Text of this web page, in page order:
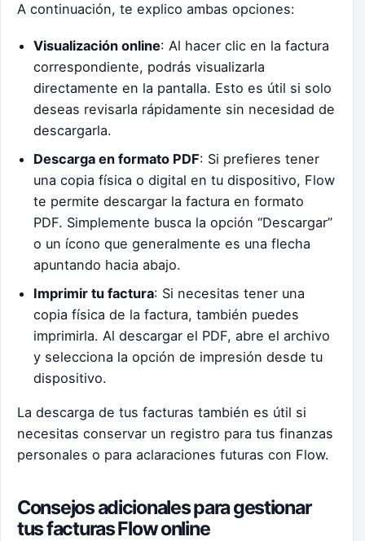
A continuación, te explico ambas opciones:
Visualización online: Al hacer clic en la factura
correspondiente, podrás visualizarla
directamente en la pantalla. Esto es útil si solo
deseas revisarla rápidamente sin necesidad de
descargarla.
Descarga en formato PDF: Si prefieres tener
una copia física o digital en tu dispositivo, Flow
te permite descargar la factura en formato
PDF. Simplemente busca la opción “Descargar”
o un ícono que generalmente es una flecha
apuntando hacia abajo.
Imprimir tu factura: Si necesitas tener una
copia física de la factura, también puedes
imprimirla. Al descargar el PDF, abre el archivo
y selecciona la opción de impresión desde tu
dispositivo.
La descarga de tus facturas también es útil si
necesitas conservar un registro para tus finanzas
personales o para aclaraciones futuras con Flow.
Consejos adicionales para gestionar
tus facturas Flow online